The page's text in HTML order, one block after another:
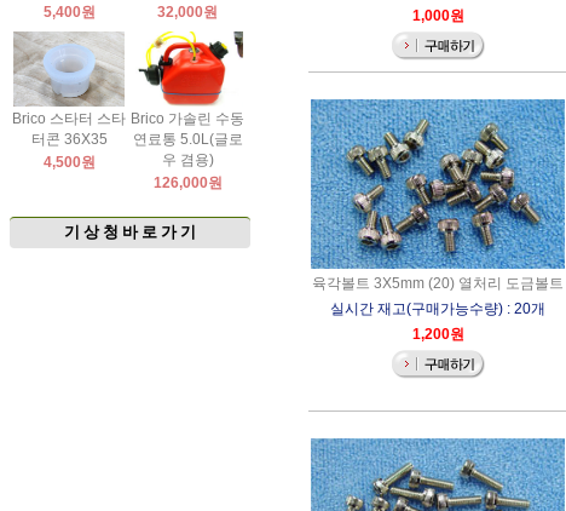
5,400원
32,000원
Brico 스타터 스타
터콘 36X35
4,500원
Brico 가솔린 수동
연료통 5.0L(글로
우 겸용)
126,000원
기 상 청 바 로 가 기
1,000원
육각볼트 3X5mm (20) 열처리 도금볼트
실시간 재고(구매가능수량) : 20개
1,200원